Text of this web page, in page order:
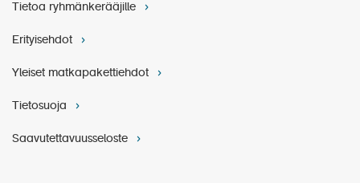
Tietoa ryhmänkerääjille
Erityisehdot
Yleiset matkapakettiehdot
Tietosuoja
Saavutettavuusseloste